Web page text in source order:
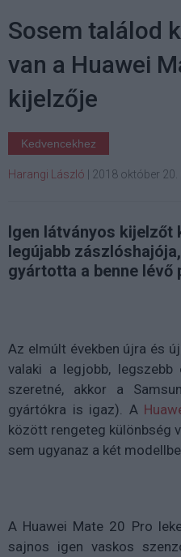
Sosem találod
van a Huawei
kijelzője
Kedvencekhez
Harangi László 2018 október 20.
Igen látványos kijelzőt
legújabb
gyártotta a benne lévő
Az elmúlt években újra és
valaki a legjobb, legszebb
szeretné, akkor a
gyártókra is igaz). A
között rengeteg különbség
sem ugyanaz a két
A Huawei Mate 20 Pro
sajnos igen vaskos